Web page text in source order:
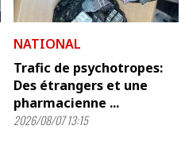
NATIONAL
Trafic de psychotropes:
Des étrangers et une
pharmacienne ...
2026/08/07 13:15